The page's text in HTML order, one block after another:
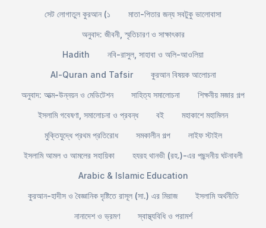
সেট লোগাতুল কুরআন (১
মাতা-পিতার জন্য সবটুকু ভালোবাসা
অনুবাদ: জীবনী, স্মৃতিচারণ ও সাক্ষাৎকার
Hadith
নবি-রাসুল, সাহাবা ও অলি-আওলিয়া
Al-Quran and Tafsir
কুরআন বিষয়ক আলোচনা
অনুবাদ: আত্ম-উন্নয়ন ও মেডিটেশন
সাহিত্য সমালোচনা
শিক্ষনীয় মজার গল্প
ইসলামি গবেষণা, সমালোচনা ও প্রবন্ধ
বই
মহাকাশে মহামিলন
মুক্তিযুদ্ধে প্রথম প্রতিরোধ
সমকালীন গল্প
লাইফ স্টাইল
ইসলামি আমল ও আমলের সহায়িকা
হযরহ থানভী (রহ.)-এর পছন্দনীয় ঘটনাবলী
Arabic & Islamic Education
কুরআন-হাদীস ও বৈজ্ঞানিক দৃষ্টিতে রাসূল (সা.) এর মিরাজ
ইসলামি অর্থনীতি
নানাদেশ ও ভ্রমণ
স্বাস্থ্যবিধি ও পরামর্শ